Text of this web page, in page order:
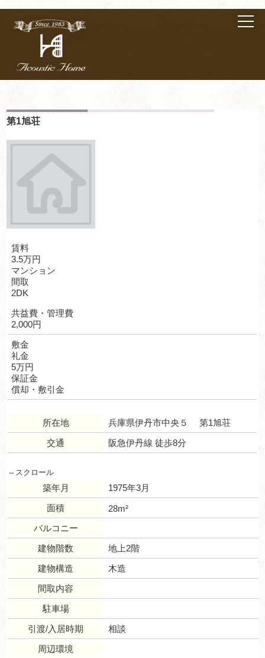
第1旭荘
賃料
3.5万円
マンション
間取
2DK
共益費・管理費
2,000円
敷金
礼金
5万円
保証金
償却・敷引金
所在地
兵庫県伊丹市中央５ 第1旭荘
交通
阪急伊丹線 徒歩8分
築年月
1975年3月
面積
28m²
バルコニー
建物階数
地上2階
建物構造
木造
間取内容
駐車場
引渡/入居時期
相談
周辺環境